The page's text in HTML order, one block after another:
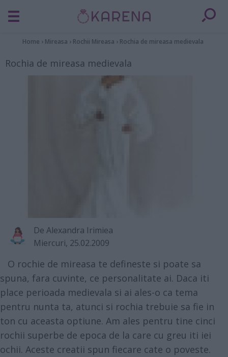
Home › Mireasa › Rochii Mireasa › Rochia de mireasa medievala
Rochia de mireasa medievala
De Alexandra Irimiea
Miercuri, 25.02.2009
O rochie de mireasa te defineste si poate sa
spuna, fara cuvinte, ce personalitate ai. Daca iti
place perioada medievala si ai ales-o ca tema
pentru nunta ta, atunci si rochia trebuie sa fie in
ton cu aceasta optiune. Am ales pentru tine cinci
rochii superbe de epoca de la care cu greu iti iei
ochii. Aceste creatii spun fiecare cate o poveste.